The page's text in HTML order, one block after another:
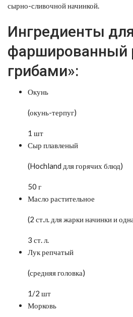
сырно-сливочной начинкой.
Ингредиенты
фаршированный
грибами»:
Окунь
(окунь-терпуг)
1 шт
Сыр плавленый
(Hochland для горячих блюд)
50 г
Масло растительное
(2 ст.л. для жарки начинки и
3 ст. л.
Лук репчатый
(средняя головка)
1/2 шт
Морковь